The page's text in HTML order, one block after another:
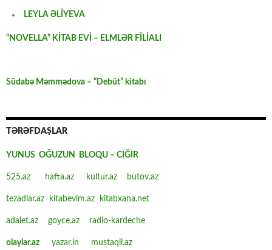
LEYLA ƏLİYEVA
“NOVELLA” KİTAB EVİ – ELMLƏR FİLİALI
Südabə Məmmədova – “Debüt” kitabı
TƏRƏFDAŞLAR
YUNUS OĞUZUN BLOQU – CIĞIR
525.az hafta.az kultur.az butov.az
tezadlar.az kitabevim.az kitabxana.net
adalet.az goyce.az radio-kardeche
olaylar.az yazar.in mustaqil.az